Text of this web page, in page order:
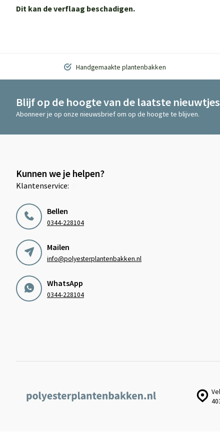
Dit kan de verflaag beschadigen.
Handgemaakte plantenbakken
Blijf op de hoogte van de laatste nieuwtjes
Abonneer je op onze nieuwsbrief om op de hoogte te blijven.
Kunnen we je helpen?
Klantenservice:
Bellen
0344-228104
Mailen
info@polyesterplantenbakken.nl
WhatsApp
0344-228104